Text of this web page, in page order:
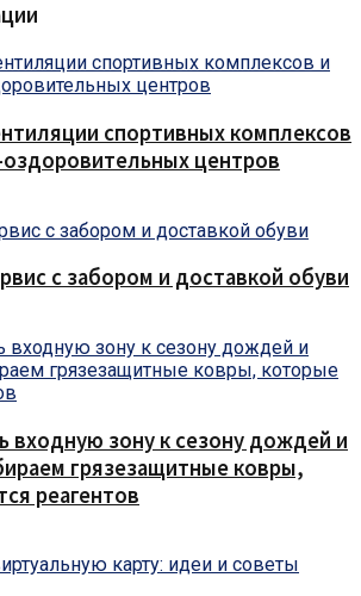
спортивных комплексов
центров
с забором и доставкой обуви
входную зону к сезону дождей и
грязезащитные ковры,
реагентов